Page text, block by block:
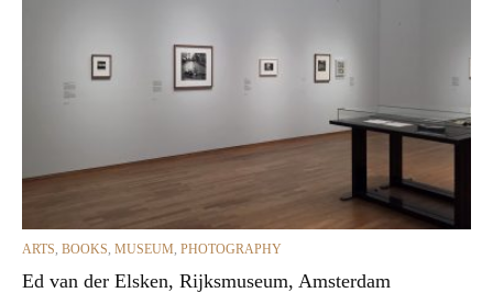
CATEGORIES
ARTS, BOOKS, MUSEUM, PHOTOGRAPHY
Ed van der Elsken, Rijksmuseum, Amsterdam